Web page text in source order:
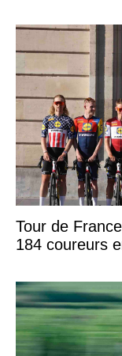
Tour de
184 coureurs